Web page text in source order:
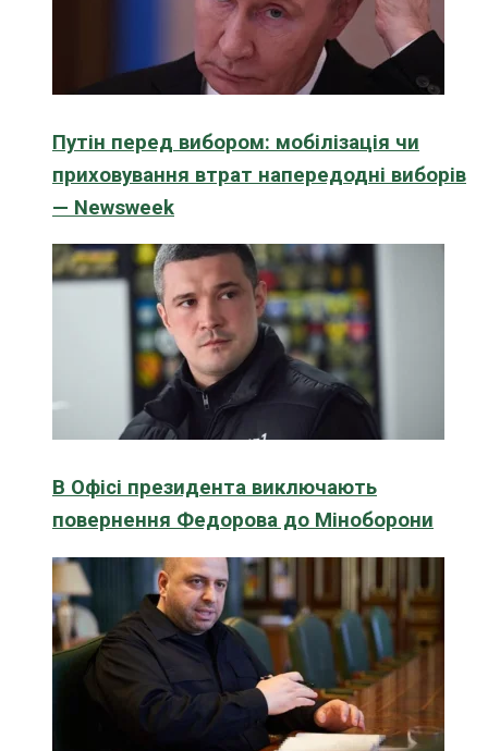
Путін перед вибором: мобілізація чи
приховування втрат напередодні виборів
— Newsweek
В Офісі президента виключають
повернення Федорова до Міноборони